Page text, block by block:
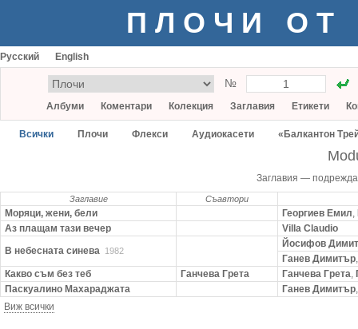
ПЛОЧИ ОТ
Русский English
№
Албуми Коментари Колекция Заглавия Етикети
Всички Плочи Флекси Аудиокасети «Балкантон
Заглавия —
Заглавие Съавтори
Моряци, жени, бели Георгиев Емил,
Аз плащам тази вечер
Villa Claudio
В небесната синева 1982
Йосифов
Ганев Димитър
Какво съм без теб
Ганчева Грета Ганчева Грета,
Паскуалино Махараджата
Ганев Димитър
Виж всички